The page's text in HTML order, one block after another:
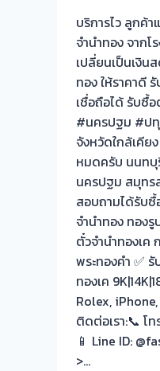
เงิ
ปล
เชื่อ
ถือ
ได้
บริการไว ลูกค้
จำนำทอง จากโ
เปลี่ยนเป็นเงิน
ทอง ให้ราคาดี
เชื่อถือได้ รับซื้
#นครปฐม #ปทุ
จังหวัดใกล้เคีย
หมดครับ นนทบุ
นครปฐม สมุทร
สอบถามได้รับซื้
จำนำทอง ทอง
ตั๋วจำนำทองเค
พระทองคำ ✅
ทองเค
Rolex,
ติดต่อเรา:📞 โ
📱 Line ID:
>…